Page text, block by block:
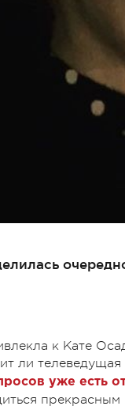
к Кате
ли
уже есть